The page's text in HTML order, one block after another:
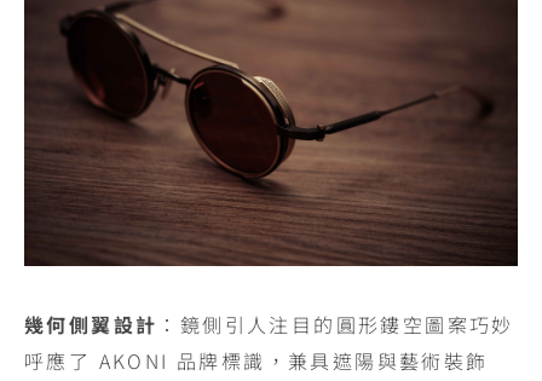
幾何側翼設計 ：鏡側引人注目的圓形鏤空圖案巧妙
呼應了 AKONI 品牌標識，兼具遮陽與藝術裝飾